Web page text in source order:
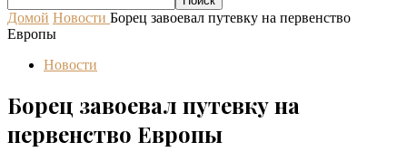
Домой Новости Борец завоевал путевку на первенство
Европы
Новости
Борец завоевал путевку на
первенство Европы